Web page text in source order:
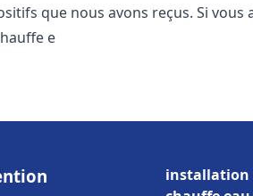
que nous avons reçus. Si vous
e
installation